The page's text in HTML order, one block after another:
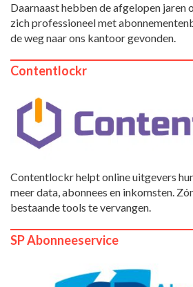
Daarnaast hebben de afgelopen jaren
zich professioneel met
de weg naar ons kantoor gevonden.
Contentlockr
Contentlockr helpt online uitgevers
meer data, abonnees en inkomsten.
bestaande tools te vervangen.
SP Abonneeservice